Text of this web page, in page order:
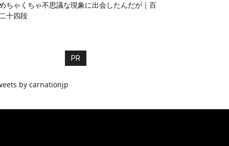
ちゃくちゃ不思議な現象に出会したんだが｜百
十四段
PR
by carnationjp